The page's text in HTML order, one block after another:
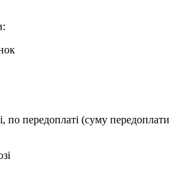
по передоплаті (суму передоплати